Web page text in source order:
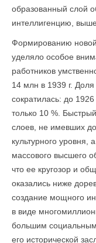
образованный слой
интеллигенцию,
Формированию новой
уделяло особое
работников
14 млн в 1939 г.
сократилась: до 1926
только 10 %.
слоев, не имевших
культурного уровня,
массового высшего
что ее кругозор и
оказались ниже
создание мощного
в виде
большим социальным
его исторической